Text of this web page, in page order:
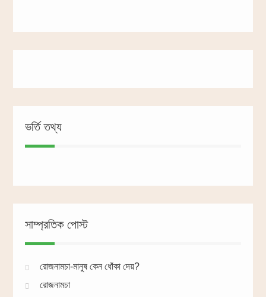
ভর্তি তথ্য
সাম্প্রতিক পোস্ট
রোজনামচা-মানুষ কেন ধোঁকা দেয়?
রোজনামচা